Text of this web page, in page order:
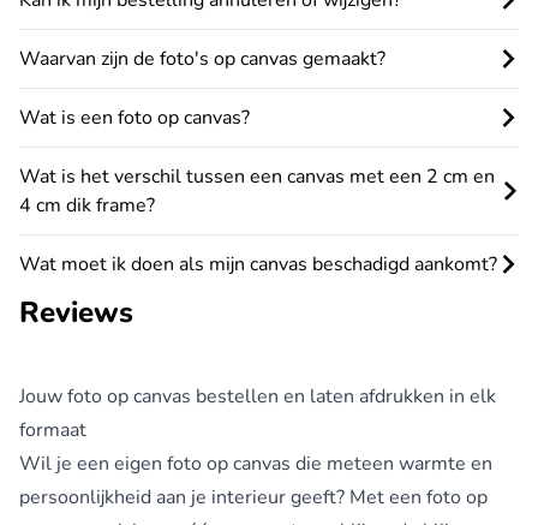
Waarvan zijn de foto's op canvas gemaakt?
Wat is een foto op canvas?
Wat is het verschil tussen een canvas met een 2 cm en
4 cm dik frame?
Wat moet ik doen als mijn canvas beschadigd aankomt?
Reviews
Jouw foto op canvas bestellen en laten afdrukken in elk
formaat
Wil je een eigen foto op canvas die meteen warmte en
persoonlijkheid aan je interieur geeft? Met een foto op